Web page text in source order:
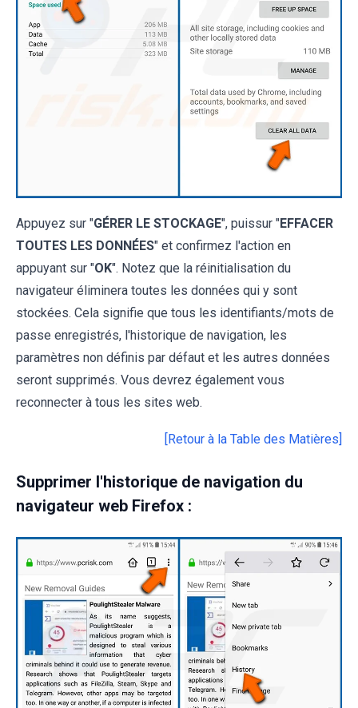
Appuyez sur "GÉRER LE STOCKAGE", puissur "EFFACER
TOUTES LES DONNÉES" et confirmez l'action en
appuyant sur "OK". Notez que la réinitialisation du
navigateur éliminera toutes les données qui y sont
stockées. Cela signifie que tous les identifiants/mots de
passe enregistrés, l'historique de navigation, les
paramètres non définis par défaut et les autres données
seront supprimés. Vous devrez également vous
reconnecter à tous les sites web.
[Retour à la Table des Matières]
Supprimer l'historique de navigation du
navigateur web Firefox :